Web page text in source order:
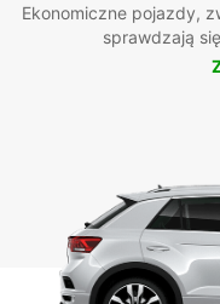
Ekonomiczne pojazdy,
sprawdzają